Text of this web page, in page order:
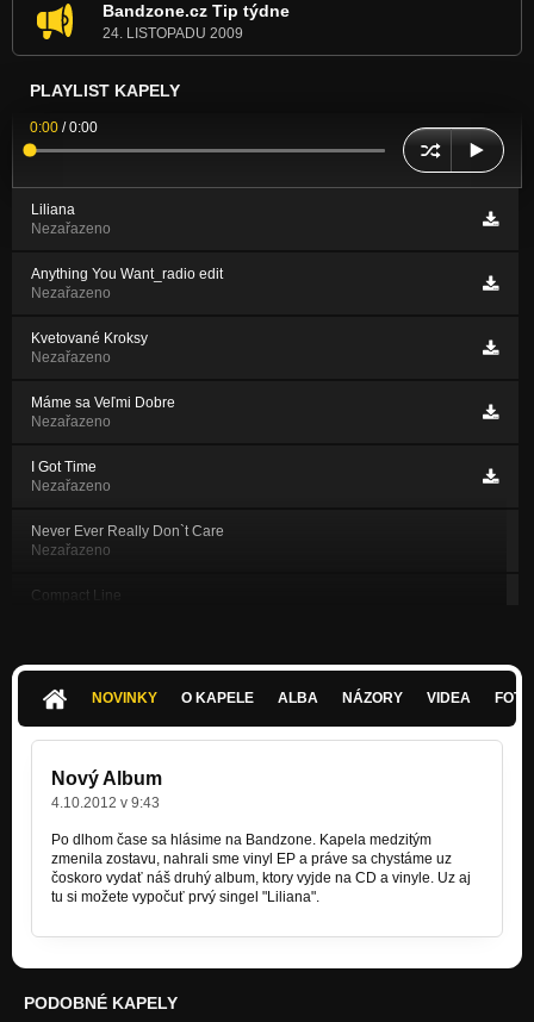
Bandzone.cz Tip týdne
24. LISTOPADU 2009
PLAYLIST KAPELY
0:00 /0:00
Liliana
Nezařazeno
Anything You Want_radio edit
Nezařazeno
Kvetované Kroksy
Nezařazeno
Máme sa Veľmi Dobre
Nezařazeno
I Got Time
Nezařazeno
Never Ever Really Don`t Care
Nezařazeno
Compact Line
Need of Love
Nezařazeno
Pre Moje Oči Lahôdka je Tma
Nezařazeno
NOVINKY O KAPELE ALBA NÁZORY VIDEA
Nový Album
4.10.2012 v 9:43
Po dlhom čase sa hlásime na Bandzone. Kapela medzitým
zmenila zostavu, nahrali sme vinyl EP a práve sa chystáme uz
čoskoro vydať náš druhý album, ktory vyjde na CD a vinyle. Uz aj
tu si možete vypočuť prvý singel "Liliana".
PODOBNÉ KAPELY